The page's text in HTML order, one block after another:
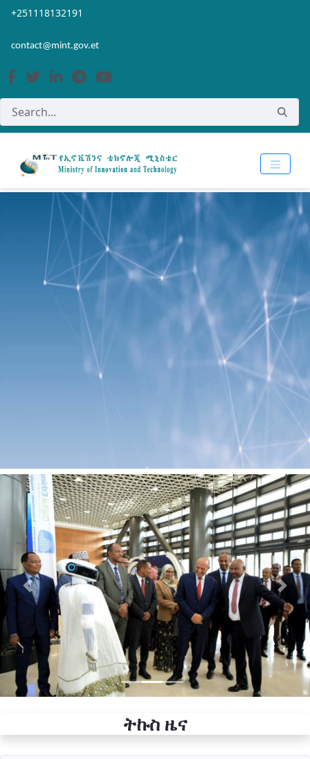
Skip to Main Content
Open Accessibility Menu
+251118132191
contact@mint.gov.et
Previous Next
ትኩስ ዜና